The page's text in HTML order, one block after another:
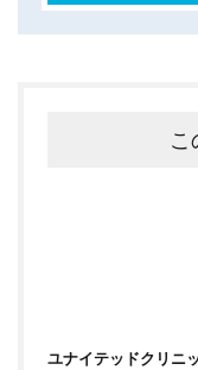
こ
ユナイテッドクリニ